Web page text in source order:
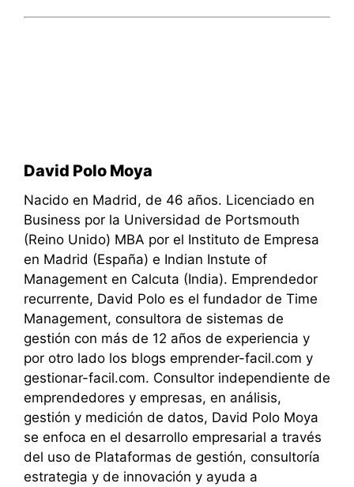
David Polo Moya
Nacido en Madrid, de 46 años. Licenciado en
Business por la Universidad de Portsmouth
(Reino Unido) MBA por el Instituto de Empresa
en Madrid (España) e Indian Instute of
Management en Calcuta (India). Emprendedor
recurrente, David Polo es el fundador de Time
Management, consultora de sistemas de
gestión con más de 12 años de experiencia y
por otro lado los blogs emprender-facil.com y
gestionar-facil.com. Consultor independiente de
emprendedores y empresas, en análisis,
gestión y medición de datos, David Polo Moya
se enfoca en el desarrollo empresarial a través
del uso de Plataformas de gestión, consultoría
estrategia y de innovación y ayuda a